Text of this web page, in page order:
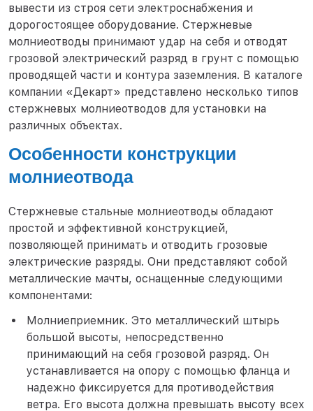
вывести из строя сети электроснабжения и
дорогостоящее оборудование. Стержневые
молниеотводы принимают удар на себя и отводят
грозовой электрический разряд в грунт с помощью
проводящей части и контура заземления. В каталоге
компании «Декарт» представлено несколько типов
стержневых молниеотводов для установки на
различных объектах.
Особенности конструкции
молниеотвода
Стержневые стальные молниеотводы обладают
простой и эффективной конструкцией,
позволяющей принимать и отводить грозовые
электрические разряды. Они представляют собой
металлические мачты, оснащенные следующими
компонентами:
Молниеприемник. Это металлический штырь
большой высоты, непосредственно
принимающий на себя грозовой разряд. Он
устанавливается на опору с помощью фланца и
надежно фиксируется для противодействия
ветра. Его высота должна превышать высоту всех